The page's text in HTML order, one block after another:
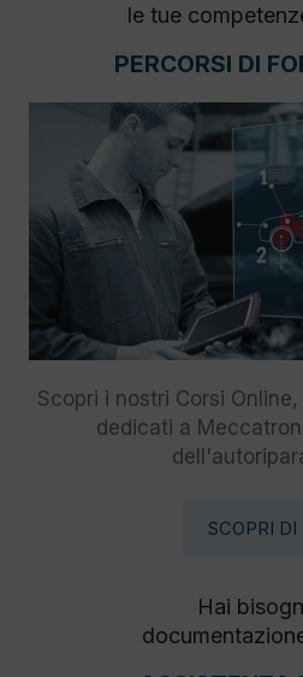
le tue
PERCORSI DI
Scopri i nostri Corsi
dedicati a
SCOPRI DI
Hai